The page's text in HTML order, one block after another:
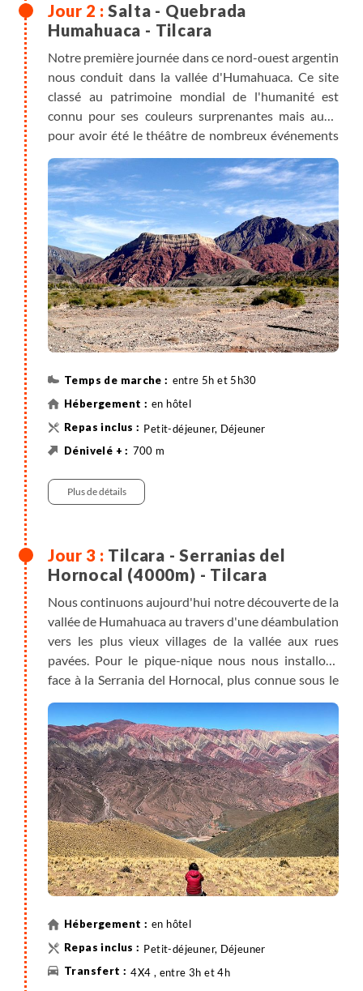
Salta - Quebrada
Humahuaca - Tilcara
Notre première journée dans ce nord-ouest argentin
nous conduit dans la vallée d'Humahuaca. Ce site
classé au patrimoine mondial de l'humanité est
connu pour ses couleurs surprenantes mais aussi
pour avoir été le théâtre de nombreux événements
historiques de la région. Pour l'atteindre nous
traversons un paysage de yunga salteña, une
végétation exubérante qui tranche clairement avec
le décor aride de Tilcara que nous atteignons à
l'entrée de la vallée. Depuis ce village, nous partons
pour une première randonnée qui nous mène sur un
sentier ancestral encore entretenu par les habitants
de la région, à travers ce désert aride où trône la
montagne aux 7 couleurs. Retour à Tilcara pour la
nuit.
entre 5h et 5h30
en hôtel
Petit-déjeuner, Déjeuner
700 m
Plus de détails
Tilcara - Serranias del
Hornocal (4000m) - Tilcara
Nous continuons aujourd'hui notre découverte de la
vallée de Humahuaca au travers d'une déambulation
vers les plus vieux villages de la vallée aux rues
pavées. Pour le pique-nique nous nous installons
face à la Serrania del Hornocal, plus connue sous le
agrémentons la journée de quelques petites
marches pour profiter de plusieurs points de
vue. Retour à Tilcara en fin d'après-midi.
en hôtel
Petit-déjeuner, Déjeuner
4X4 , entre 3h et 4h